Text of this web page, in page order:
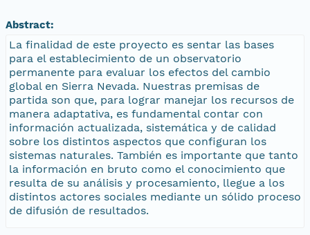
Abstract:
La finalidad de este proyecto es sentar las bases
para el establecimiento de un observatorio
permanente para evaluar los efectos del cambio
global en Sierra Nevada. Nuestras premisas de
partida son que, para lograr manejar los recursos de
manera adaptativa, es fundamental contar con
información actualizada, sistemática y de calidad
sobre los distintos aspectos que configuran los
sistemas naturales. También es importante que tanto
la información en bruto como el conocimiento que
resulta de su análisis y procesamiento, llegue a los
distintos actores sociales mediante un sólido proceso
de difusión de resultados.